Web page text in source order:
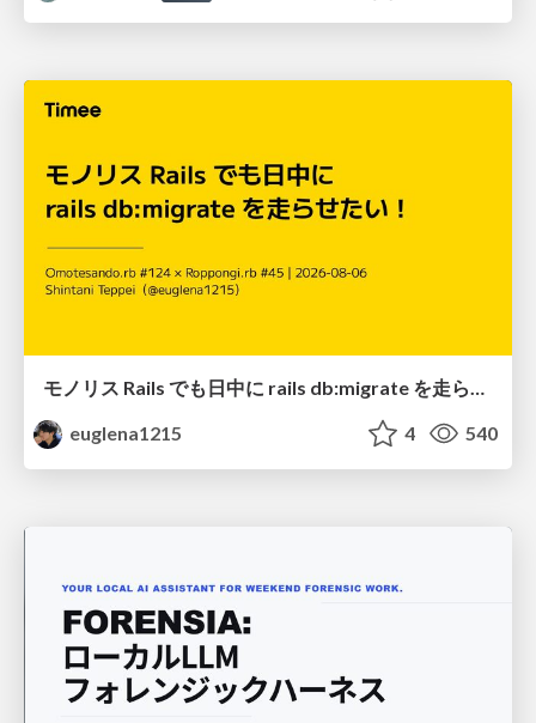
モノリス Rails でも日中に rails db:migrate を走らせたい！ / Daytime rails db:migrate on Monolithic Rails!
euglena1215
4 540